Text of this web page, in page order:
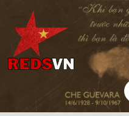
Kênh chia sẻ tri thức cộng đồng